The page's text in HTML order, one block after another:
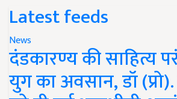
Latest feeds
News
दंडकारण्य की साहित्य
युग का अवसान, डॉ